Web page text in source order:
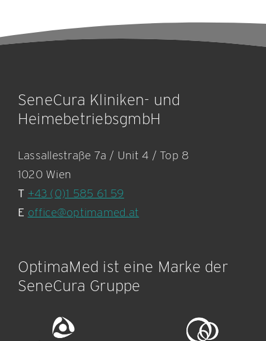
SeneCura Kliniken- und
HeimebetriebsgmbH
Lassallestraße 7a / Unit 4 / Top 8
1020 Wien
T +43 (0)1 585 61 59
E office@optimamed.at
OptimaMed ist eine Marke der
SeneCura Gruppe